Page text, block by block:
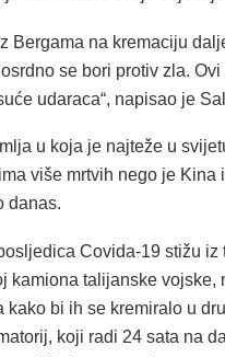
Bergama na kremaciju
se bori protiv zla.
udaraca“, napisao je
u koja je najteže u
više mrtvih nego je Kina
danas.
Covida-19 stižu iz
kamiona talijanske vojske,
kako bi ih se kremiralo u
koji radi 24 sata na